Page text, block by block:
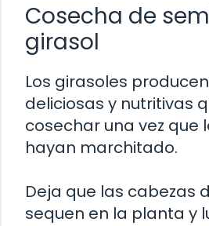
Cosecha de
girasol
Los girasoles
deliciosas y nutritivas
cosechar una vez que
hayan marchitado.
Deja que las cabezas
sequen en la planta y